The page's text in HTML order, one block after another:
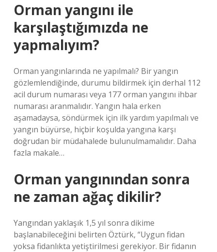
Orman yangını ile
karşılaştığımızda ne
yapmalıyım?
Orman yangınlarında ne yapılmalı? Bir yangın
gözlemlendiğinde, durumu bildirmek için derhal 112
acil durum numarası veya 177 orman yangını ihbar
numarası aranmalıdır. Yangın hala erken
aşamadaysa, söndürmek için ilk yardım yapılmalı ve
yangın büyürse, hiçbir koşulda yangına karşı
doğrudan bir müdahalede bulunulmamalıdır. Daha
fazla makale…
Orman yangınından sonra
ne zaman ağaç dikilir?
Yangından yaklaşık 1,5 yıl sonra dikime
başlanabileceğini belirten Öztürk, “Uygun fidan
yoksa fidanlıkta yetiştirilmesi gerekiyor. Bir fidanın